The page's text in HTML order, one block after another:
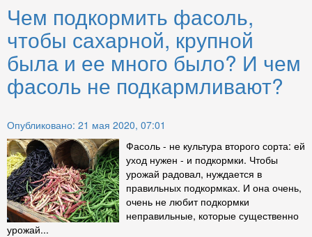
Чем подкормить фасоль,
чтобы сахарной, крупной
была и ее много было? И чем
фасоль не подкармливают?
Опубликовано: 21 мая 2020, 07:01
Фасоль - не культура второго сорта: ей
уход нужен - и подкормки. Чтобы
урожай радовал, нуждается в
правильных подкормках. И она очень,
очень не любит подкормки
неправильные, которые существенно
урожай...